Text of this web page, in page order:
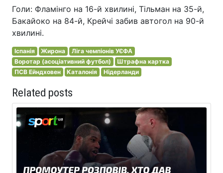
Голи: Фламінго на 16-й хвилині, Тільман на 35-й,
Бакайоко на 84-й, Крейчі забив автогол на 90-й
хвилині.
Іспанія Жирона
Ліга чемпіонів УЄФА
Воротар (асоціативний футбол)
Штрафна картка
ПСВ Ейндховен
Каталонія Нідерланди
Related posts